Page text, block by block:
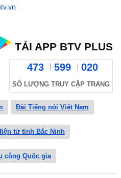
TẢI APP BTV PLUS
473 599 020
SỐ LƯỢNG TRUY CẬP TRANG
Đài Tiếng nói Việt Nam
tử tỉnh Bắc Ninh
công Quốc gia